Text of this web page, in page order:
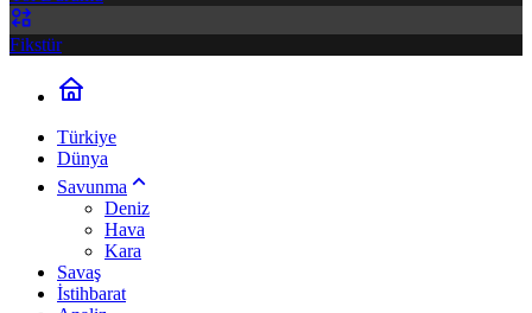
Fikstür
Türkiye
Dünya
Savunma
Deniz
Hava
Kara
Savaş
İstihbarat